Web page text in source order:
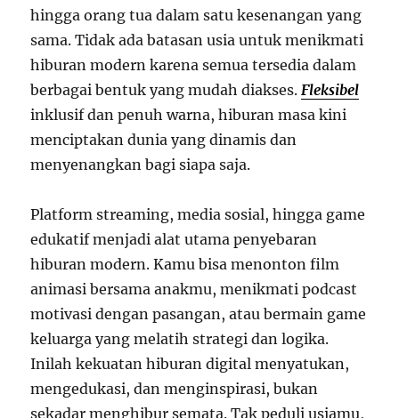
hingga orang tua dalam satu kesenangan yang
sama. Tidak ada batasan usia untuk menikmati
hiburan modern karena semua tersedia dalam
berbagai bentuk yang mudah diakses. Fleksibel
inklusif dan penuh warna, hiburan masa kini
menciptakan dunia yang dinamis dan
menyenangkan bagi siapa saja.
Platform streaming, media sosial, hingga game
edukatif menjadi alat utama penyebaran
hiburan modern. Kamu bisa menonton film
animasi bersama anakmu, menikmati podcast
motivasi dengan pasangan, atau bermain game
keluarga yang melatih strategi dan logika.
Inilah kekuatan hiburan digital menyatukan,
mengedukasi, dan menginspirasi, bukan
sekadar menghibur semata. Tak peduli usiamu,